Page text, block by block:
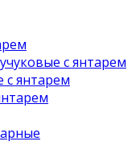
с янтарем
с янтарем